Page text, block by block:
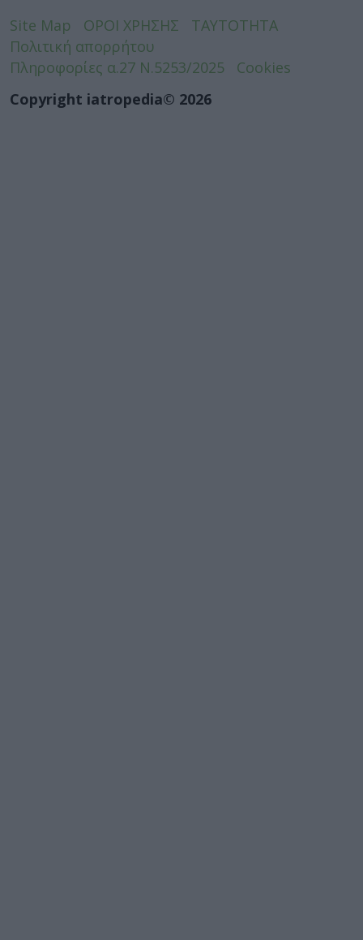
Site Map ΟΡΟΙ ΧΡΗΣΗΣ
ΤΑΥΤΟΤΗΤΑ
Πολιτική απορρήτου
Πληροφορίες α.27 Ν.5253/2025
Cookies
Copyright iatropedia© 2026